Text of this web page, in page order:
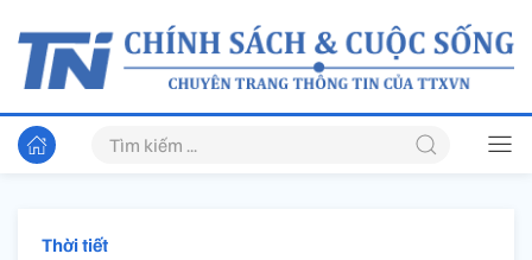
Thời tiết